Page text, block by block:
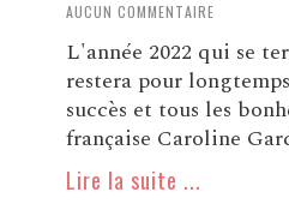
AUCUN COMMENTAIRE
L'année 2022 qui se
restera pour
succès et tous les
française Caroline
Lire la suite ...